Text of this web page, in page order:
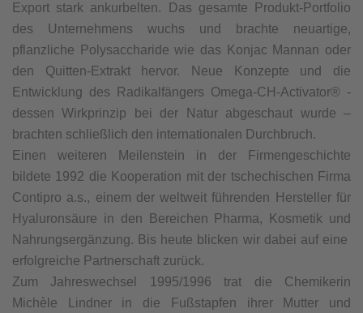
Export stark ankurbelten. Das gesamte Produkt-Portfolio
des Unternehmens wuchs und brachte neuartige,
pflanzliche Polysaccharide wie das Konjac Mannan oder
den Quitten-Extrakt hervor. Neue Konzepte und die
Entwicklung des Radikalfängers Omega-CH-Activator® -
dessen Wirkprinzip bei der Natur abgeschaut wurde –
brachten schließlich den internationalen Durchbruch.
Einen weiteren Meilenstein in der Firmengeschichte
bildete 1992 die Kooperation mit der tschechischen Firma
Contipro a.s., einem der weltweit führenden Hersteller für
Hyaluronsäure in den Bereichen Pharma, Kosmetik und
Nahrungsergänzung. Bis heute blicken wir dabei auf eine
erfolgreiche Partnerschaft zurück.
Zum Jahreswechsel 1995/1996 trat die Chemikerin
Michèle Lindner in die Fußstapfen ihrer Mutter und